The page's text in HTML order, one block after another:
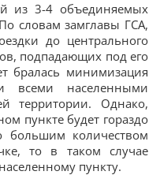
из 3-4 объединяемых
словам замглавы ГСА,
до центрального
подпадающих под его
бралась минимизация
всеми населенными
территории. Однако,
пункте будет гораздо
большим количеством
то в таком случае
пункту.